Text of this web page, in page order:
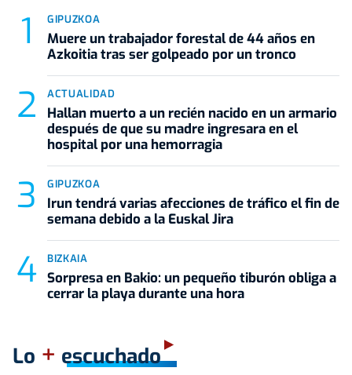
GIPUZKOA
Muere un trabajador forestal de 44 años en
Azkoitia tras ser golpeado por un tronco
ACTUALIDAD
Hallan muerto a un recién nacido en un armario
después de que su madre ingresara en el
hospital por una hemorragia
GIPUZKOA
Irun tendrá varias afecciones de tráfico el fin de
semana debido a la Euskal Jira
BIZKAIA
Sorpresa en Bakio: un pequeño tiburón obliga a
cerrar la playa durante una hora
Lo + escuchado